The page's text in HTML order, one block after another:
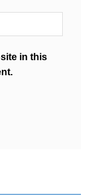
in this